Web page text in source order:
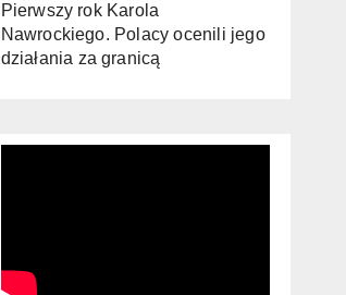
Pierwszy rok Karola
Nawrockiego. Polacy ocenili jego
działania za granicą